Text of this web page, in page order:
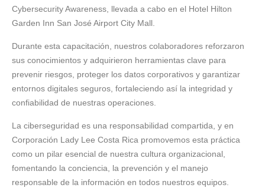
Cybersecurity Awareness, llevada a cabo en el Hotel Hilton
Garden Inn San José Airport City Mall.
Durante esta capacitación, nuestros colaboradores reforzaron
sus conocimientos y adquirieron herramientas clave para
prevenir riesgos, proteger los datos corporativos y garantizar
entornos digitales seguros, fortaleciendo así la integridad y
confiabilidad de nuestras operaciones.
La ciberseguridad es una responsabilidad compartida, y en
Corporación Lady Lee Costa Rica promovemos esta práctica
como un pilar esencial de nuestra cultura organizacional,
fomentando la conciencia, la prevención y el manejo
responsable de la información en todos nuestros equipos.